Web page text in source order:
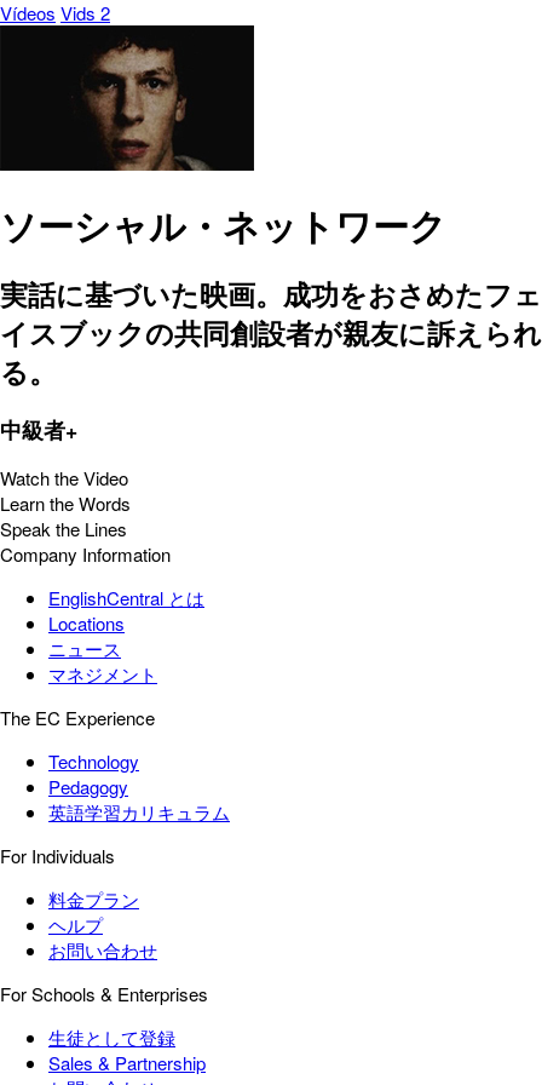
Vídeos Vids 2
ソーシャル・ネットワーク
実話に基づいた映画。成功をおさめたフェ
イスブックの共同創設者が親友に訴えられ
る。
中級者+
Watch the Video
Learn the Words
Speak the Lines
Company Information
EnglishCentral とは
Locations
ニュース
マネジメント
The EC Experience
Technology
Pedagogy
英語学習カリキュラム
For Individuals
料金プラン
ヘルプ
お問い合わせ
For Schools & Enterprises
生徒として登録
Sales & Partnership